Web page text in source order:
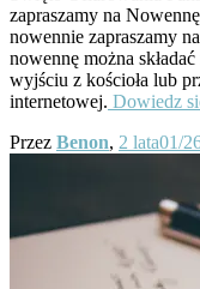
zapraszamy na
nowennie zapraszamy
nowennę można
wyjściu z kościoła lub
internetowej. Dowiedz
Przez Benon, 2 lata01/